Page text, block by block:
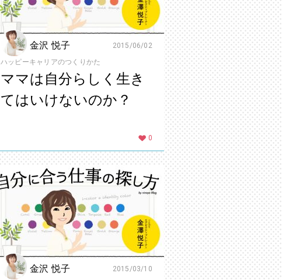
金沢 悦子
2015/06/02
ハッピーキャリアのつくりかた
ママは自分らしく生き
てはいけないのか？
0
金沢 悦子
2015/03/10